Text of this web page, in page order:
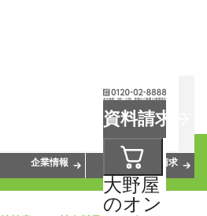
資料請求
大野屋
のオン
会員サービス
企業情報 資料請求